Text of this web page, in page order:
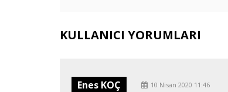
KULLANICI YORUMLARI
Enes KOÇ 10 Nisan 2020 11:46